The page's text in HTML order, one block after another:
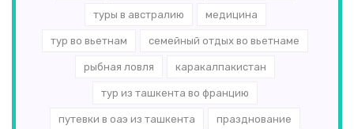
туры в австралию медицина
тур во вьетнам семейный отдых во вьетнаме
рыбная ловля каракалпакистан
тур из ташкента во францию
путевки в оаэ из ташкента празднование